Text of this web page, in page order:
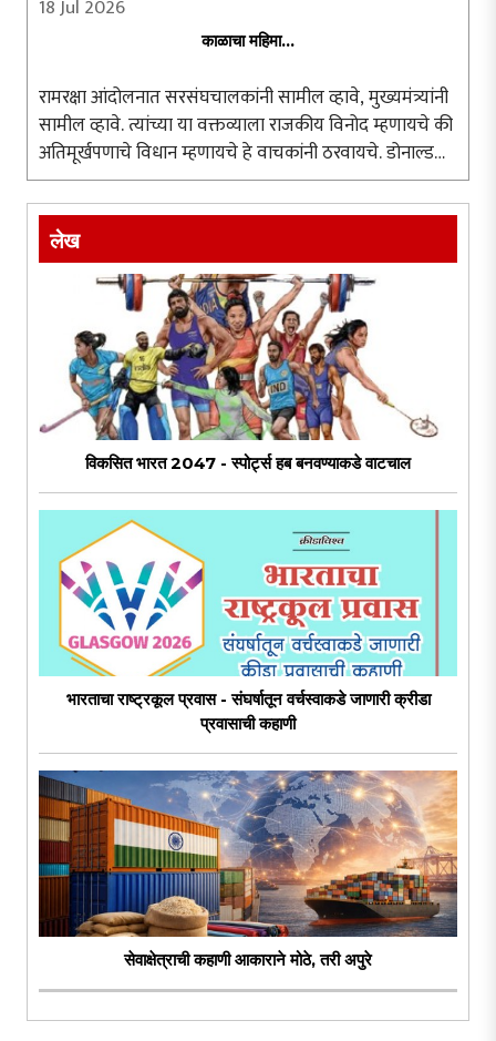
18 Jul 2026
काळाचा महिमा...
रामरक्षा आंदोलनात सरसंघचालकांनी सामील व्हावे, मुख्यमंत्र्यांनी
सामील व्हावे. त्यांच्या या वक्तव्याला राजकीय विनोद म्हणायचे की
अतिमूर्खपणाचे विधान म्हणायचे हे वाचकांनी ठरवायचे. डोनाल्ड
ट्रम्प, ब्रिटनचे पंतप्रधान, रशियाचे पुतीन यांना आंदोलनात सहभागी
..
लेख
विकसित भारत 2047 - स्पोर्ट्स हब बनवण्याकडे वाटचाल
भारताचा राष्ट्रकूल प्रवास - संघर्षातून वर्चस्वाकडे जाणारी क्रीडा
प्रवासाची कहाणी
सेवाक्षेत्राची कहाणी आकाराने मोठे, तरी अपुरे